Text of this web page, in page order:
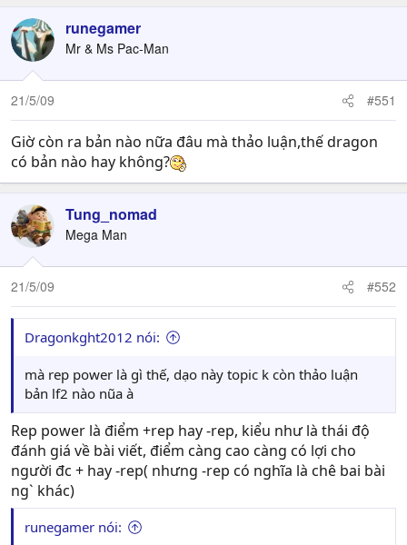
runegamer
Mr & Ms Pac-Man
21/5/09 #551
Giờ còn ra bản nào nữa đâu mà thảo luận,thế dragon
có bản nào hay không?
Tung_nomad
Mega Man
21/5/09 #552
Dragonkght2012 nói:
mà rep power là gì thế, dạo này topic k còn thảo luận
bản lf2 nào nũa à
Rep power là điểm +rep hay -rep, kiểu như là thái độ
đánh giá về bài viết, điểm càng cao càng có lợi cho
người đc + hay -rep( nhưng -rep có nghĩa là chê bai bài
ng` khác)
runegamer nói: